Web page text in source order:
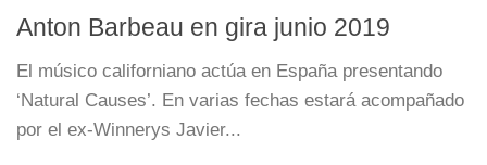
Anton Barbeau en gira junio 2019
El músico californiano actúa en España presentando
‘Natural Causes’. En varias fechas estará acompañado
por el ex-Winnerys Javier...